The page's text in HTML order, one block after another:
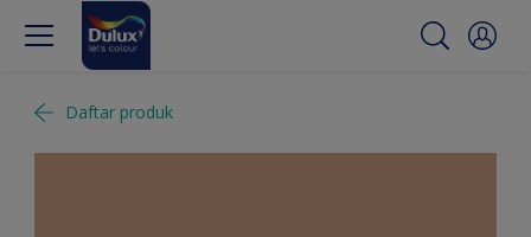
Daftar produk